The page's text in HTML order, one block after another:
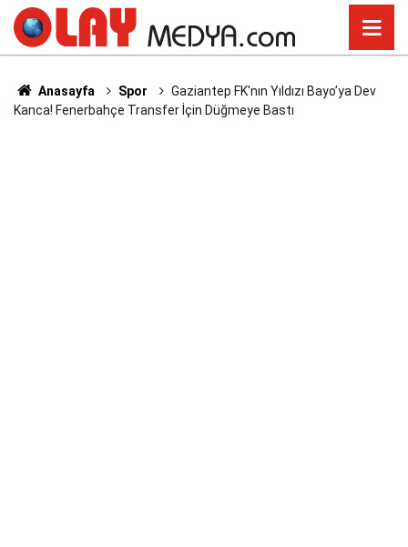
Anasayfa Spor
Gaziantep FK'nın Yıldızı Bayo’ya Dev
Kanca! Fenerbahçe Transfer İçin Düğmeye Bastı